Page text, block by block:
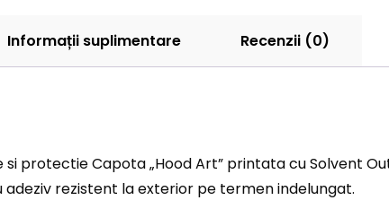
Informații suplimentare Recenzii (0)
protectie Capota „Hood Art” printata cu Solvent
adeziv rezistent la exterior pe termen indelungat.